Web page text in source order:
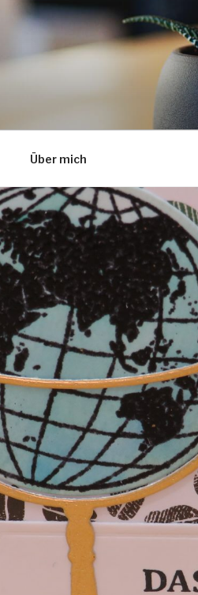
Über mich